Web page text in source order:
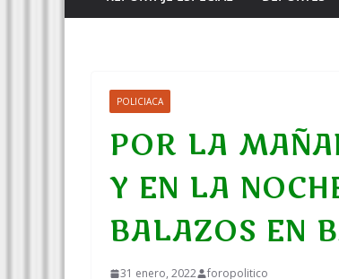
POLICIACA
POR LA
Y EN LA
BALAZOS EN
31 enero, 2022 foropolitico